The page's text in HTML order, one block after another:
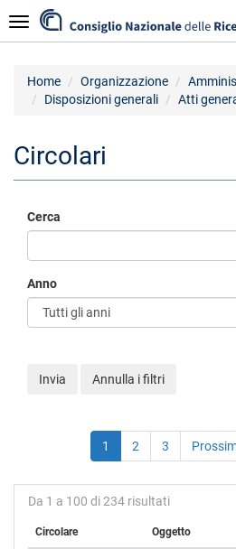
al
contenuto
Navigazione
Home Organizzazione
Disposizioni generali
Atti
Circolari
Cerca
Anno
Invia Annulla i filtri
1 2 3
Da 1 a 100 di 234 risultati
Circolare Oggetto